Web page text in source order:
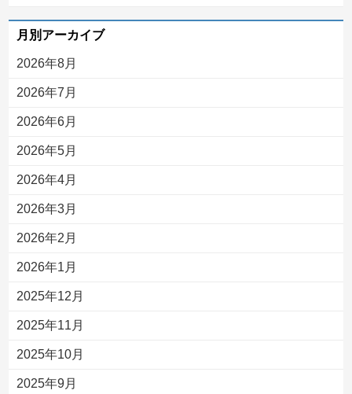
月別アーカイブ
2026年8月
2026年7月
2026年6月
2026年5月
2026年4月
2026年3月
2026年2月
2026年1月
2025年12月
2025年11月
2025年10月
2025年9月